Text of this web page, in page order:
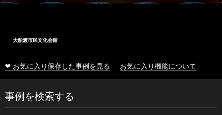
大船渡市民文化会館
❤ お気に入り保存した事例を見る お気に入り機能について
事例を検索する